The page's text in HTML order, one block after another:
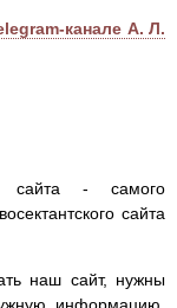
канале А. Л.
сайта - самого
сайта
наш сайт, нужны